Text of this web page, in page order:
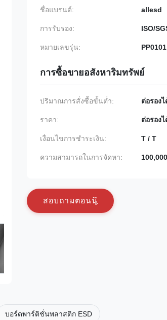
ชื่อแบรนด์: allesd
การรับรอง: ISO/
หมายเลขรุ่น: PP0101
การซื้อขายอสังหาริมทรัพย์
ปริมาณการสั่งซื้อขั้นต่ำ: ต่อรองไ
ราคา: ต่อรองไ
เงื่อนไขการชำระเงิน: T / T
ความสามารถในการจัดหา:
สอบถามตอนน
บอร์ดพาร์ติชั่นพลาสติก ESD